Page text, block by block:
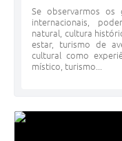
Se observarmos os
internacionais,
natural, cultura
estar, turismo de
cultural como
místico, turismo...